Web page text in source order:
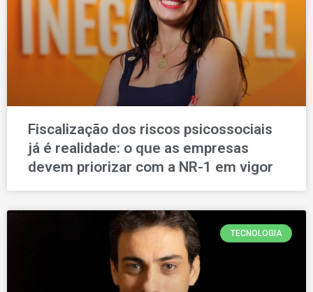
Fiscalização dos riscos psicossociais
já é realidade: o que as empresas
devem priorizar com a NR-1 em vigor
TECNOLOGIA